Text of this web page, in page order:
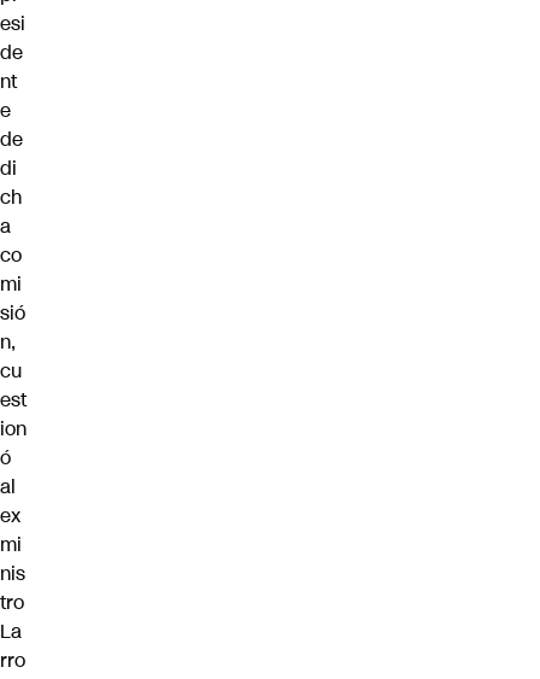
esi
de
nt
e
de
di
ch
a
co
mi
sió
n,
cu
est
ion
ó
al
ex
mi
nis
tro
La
rro